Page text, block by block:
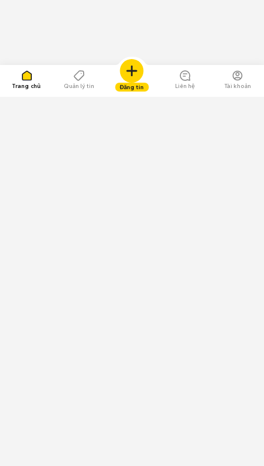
Trang chủ Quản lý tin Đăng tin Liên hệ Tài khoản